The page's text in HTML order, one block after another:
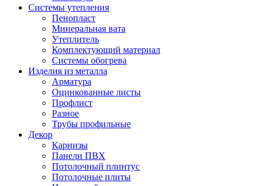
Системы утепления
Пенопласт
Минеральная вата
Утеплитель
Комплектующий материал
Системы обогрева
Изделия из металла
Арматура
Оцинкованные листы
Профлист
Разное
Трубы профильные
Декор
Карнизы
Панели ПВХ
Потолочный плинтус
Потолочные плиты